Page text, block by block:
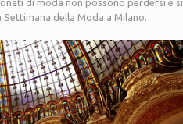
della Moda a Milano.